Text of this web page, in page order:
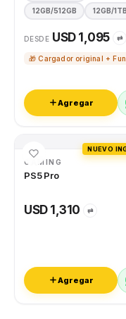
12GB/512GB 12GB/1TB
DESDE USD 1,095 ⇄
🎁 Cargador original +
Agregar
GAMING
PS5 Pro
USD 1,310 ⇄
Agregar